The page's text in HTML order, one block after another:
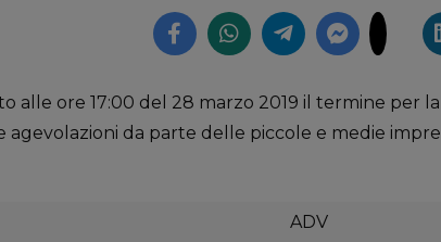
alle ore 17:00 del 28 marzo 2019 il termine per
agevolazioni da parte delle piccole e medie